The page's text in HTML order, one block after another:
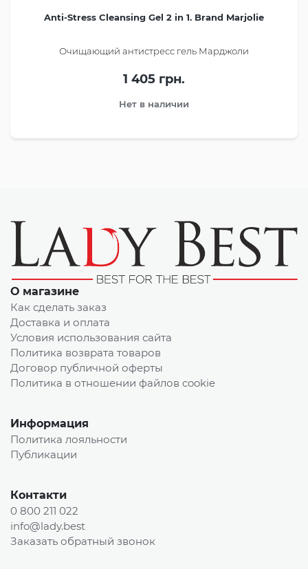
Anti-Stress Cleansing Gel 2 in 1. Brand Marjolie
Очищающий антистресс гель Марджоли
1 405 грн.
Нет в наличии
О магазине
Как сделать заказ
Доставка и оплата
Условия использования сайта
Политика возврата товаров
Договор публичной оферты
Политика в отношении файлов cookie
Информация
Политика лояльности
Публикации
Контакти
0 800 211 022
info@lady.best
Заказать обратный звонок